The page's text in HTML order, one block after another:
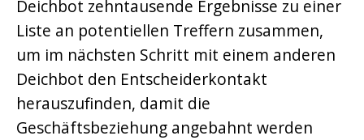
Deichbot zehntausende Ergebnisse zu einer
Liste an potentiellen Treffern zusammen,
um im nächsten Schritt mit einem anderen
Deichbot den Entscheiderkontakt
herauszufinden, damit die
Geschäftsbeziehung angebahnt werden